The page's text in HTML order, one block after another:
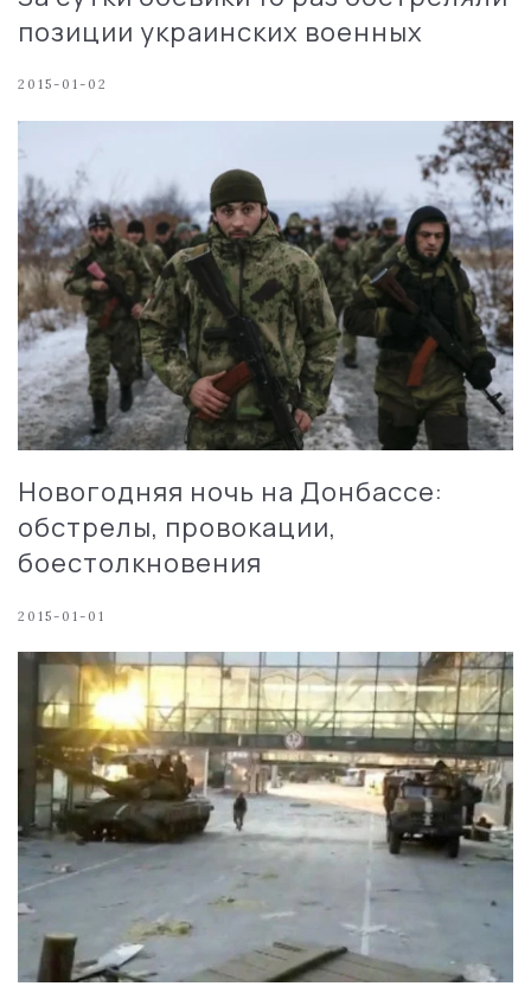
позиции украинских военных
2015-01-02
Новогодняя ночь на Донбассе:
обстрелы, провокации,
боестолкновения
2015-01-01